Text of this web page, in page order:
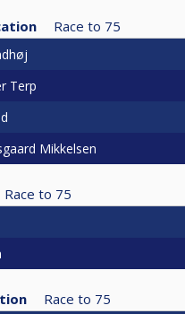
Race to 75
Terp
Mikkelsen
Race to 75
Race to 75